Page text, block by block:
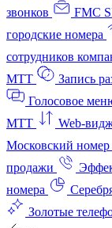
звонков
FMC
городские номера
сотрудников
МТТ
Запись
Голосовое
МТТ
Web-
Московский номер
продажи
номера
Золотые